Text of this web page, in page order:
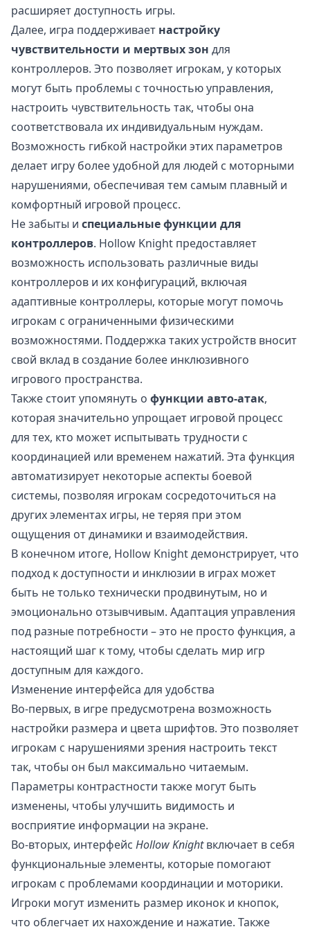
расширяет доступность игры.
Далее, игра поддерживает настройку
чувствительности и мертвых зон для
контроллеров. Это позволяет игрокам, у которых
могут быть проблемы с точностью управления,
настроить чувствительность так, чтобы она
соответствовала их индивидуальным нуждам.
Возможность гибкой настройки этих параметров
делает игру более удобной для людей с моторными
нарушениями, обеспечивая тем самым плавный и
комфортный игровой процесс.
Не забыты и специальные функции для
контроллеров. Hollow Knight предоставляет
возможность использовать различные виды
контроллеров и их конфигураций, включая
адаптивные контроллеры, которые могут помочь
игрокам с ограниченными физическими
возможностями. Поддержка таких устройств вносит
свой вклад в создание более инклюзивного
игрового пространства.
Также стоит упомянуть о функции авто-атак,
которая значительно упрощает игровой процесс
для тех, кто может испытывать трудности с
координацией или временем нажатий. Эта функция
автоматизирует некоторые аспекты боевой
системы, позволяя игрокам сосредоточиться на
других элементах игры, не теряя при этом
ощущения от динамики и взаимодействия.
В конечном итоге, Hollow Knight демонстрирует, что
подход к доступности и инклюзии в играх может
быть не только технически продвинутым, но и
эмоционально отзывчивым. Адаптация управления
под разные потребности – это не просто функция, а
настоящий шаг к тому, чтобы сделать мир игр
доступным для каждого.
Изменение интерфейса для удобства
Во-первых, в игре предусмотрена возможность
настройки размера и цвета шрифтов. Это позволяет
игрокам с нарушениями зрения настроить текст
так, чтобы он был максимально читаемым.
Параметры контрастности также могут быть
изменены, чтобы улучшить видимость и
восприятие информации на экране.
Во-вторых, интерфейс Hollow Knightвключает в себя
функциональные элементы, которые помогают
игрокам с проблемами координации и моторики.
Игроки могут изменить размер иконок и кнопок,
что облегчает их нахождение и нажатие. Также